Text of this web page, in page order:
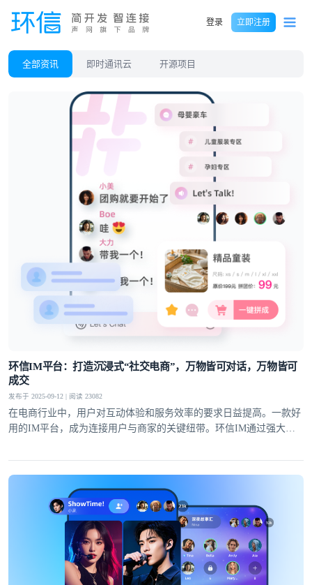
登录 立即注册
全部资讯 即时通讯云 开源项目
环信IM平台：打造沉浸式“社交电商”，万物皆可对话，万物皆可
成交
发布于 2025-09-12 | 阅读 23082
在电商行业中，用户对互动体验和服务效率的要求日益提高。一款好
用的IM平台，成为连接用户与商家的关键纽带。环信IM通过强大的
服、直播带货、私域运营等多个领域展现出显著优势，为电商行业的
发展注入了新的动力